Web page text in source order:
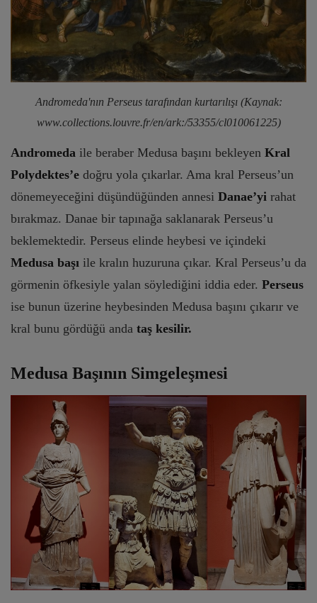
Andromeda'nın Perseus tarafından kurtarılışı (Kaynak:
www.collections.louvre.fr/en/ark:/53355/cl010061225)
Andromeda ile beraber Medusa başını bekleyen Kral
Polydektes’e doğru yola çıkarlar. Ama kral Perseus’un
dönemeyeceğini düşündüğünden annesi Danae’yi rahat
bırakmaz. Danae bir tapınağa saklanarak Perseus’u
beklemektedir. Perseus elinde heybesi ve içindeki
Medusa başı ile kralın huzuruna çıkar. Kral Perseus’u da
görmenin öfkesiyle yalan söylediğini iddia eder. Perseus
ise bunun üzerine heybesinden Medusa başını çıkarır ve
kral bunu gördüğü anda taş kesilir.
Medusa Başının Simgeleşmesi